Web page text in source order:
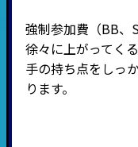
強制参加費（BB、
徐々に上がってく
手の持ち点をしっ
ります。